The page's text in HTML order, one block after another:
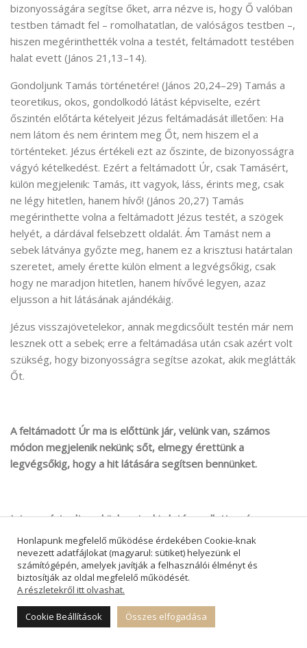
bizonyosságára segítse őket, arra nézve is, hogy Ő valóban
testben támadt fel – romolhatatlan, de valóságos testben –,
hiszen megérinthették volna a testét, feltámadott testében
halat evett (János 21,13–14).
Gondoljunk Tamás történetére! (János 20,24–29) Tamás a
teoretikus, okos, gondolkodó látást képviselte, ezért
őszintén előtárta kételyeit Jézus feltámadását illetően: Ha
nem látom és nem érintem meg Őt, nem hiszem el a
történteket. Jézus értékeli ezt az őszinte, de bizonyosságra
vágyó kételkedést. Ezért a feltámadott Úr, csak Tamásért,
külön megjelenik: Tamás, itt vagyok, láss, érints meg, csak
ne légy hitetlen, hanem hívő! (János 20,27) Tamás
megérinthette volna a feltámadott Jézus testét, a szögek
helyét, a dárdával felsebzett oldalát. Ám Tamást nem a
sebek látványa győzte meg, hanem ez a krisztusi határtalan
szeretet, amely érette külön elment a legvégsőkig, csak
hogy ne maradjon hitetlen, hanem hívővé legyen, azaz
eljusson a hit látásának ajándékáig.
Jézus visszajövetelekor, annak megdicsőült testén már nem
lesznek ott a sebek; erre a feltámadása után csak azért volt
szükség, hogy bizonyosságra segítse azokat, akik meglátták
Őt.
A feltámadott Úr ma is előttünk jár, velünk van, számos
módon megjelenik nekünk; sőt, elmegy érettünk a
legvégsőkig, hogy a hit látására segítsen bennünket.
Isten azért adta nekünk az igehirdetés mellett az úrvacsora
sákramentumát – a hirdetett Ige mellett a látható Igét –,
hogy bizonyítékra, tapintásra, érzékelésre vágyó, gyarló
életünkön így is könyörüljön.
Isten Lelke segít minket a hit látására, a bizonyosságra, nem
a tapintás; de a folyamatnak része lehet ez is, ekként is
„meglátva” „megtapasztalva” a feltámadott Urat.
Honlapunk megfelelő működése érdekében Cookie-knak
nevezett adatfájlokat (magyarul: sütiket) helyezünk el
számítógépén, amelyek javítják a felhasználói élményt és
biztosítják az oldal megfelelő működését.
A részletekről itt olvashat.
Cookie Beállítások Összes elfogadása